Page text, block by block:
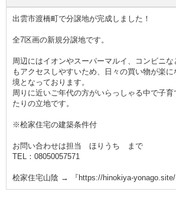
出雲市渡橋町で分譲地が完成しました！
全7区画の新規分譲地です。
周辺にはイオンやスーパーマルイ、コンビニ
もアクセスしやすいため、日々の買い物が楽
境となっております。
周りに近いご年代の方がいらっしゃる中で子
たりの立地です。
※桧家住宅の建築条件付
お問い合わせは担当 ほりうち まで
TEL：08050057571
桧家住宅山陰 → 『https://hinokiya-yonago.site/